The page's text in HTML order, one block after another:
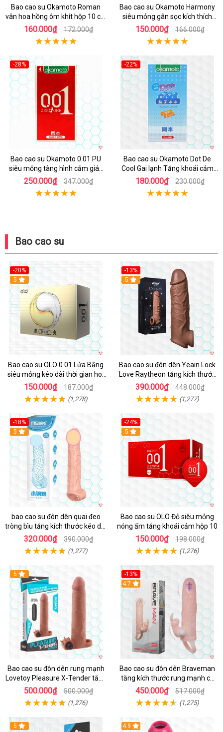
Bao cao su Okamoto Roman
vân hoa hồng ôm khít hộp 10 cái
siêu mỏng
160.000₫ 172.000₫
Bao cao su Okamoto Harmony
siêu mỏng gân sọc kích thích
tăng khoái cảm hộp 10
150.000₫ 166.000₫
-28%
Bao cao su Okamoto 0.01 PU
siêu mỏng tàng hình cảm giác
thật hộp 4 cái
250.000₫ 347.000₫
-22%
Bao cao su Okamoto Dot De
Cool Gai lạnh Tăng khoái cảm
Kéo dài
180.000₫ 230.000₫
Bao cao su
-20%
Hot
5
Bao cao su OLO 0.01 Lửa Băng
siêu mỏng kéo dài thời gian hot
lạnh trải nghiệm
150.000₫ 187.000₫
(1,278)
-13%
Hot
5
Bao cao su đôn dên Yeain Lock
Love Raytheon tăng kích thước
thoả mãn
390.000₫ 448.000₫
(1,277)
-18%
5
bao cao su đôn dên quai đeo
tròng bìu tăng kích thước kéo dài
thời gian
320.000₫ 390.000₫
(1,277)
-24%
Hot
5
Bao cao su OLO Đỏ siêu mỏng
nóng ấm tăng khoái cảm hộp 10
150.000₫ 198.000₫
(1,276)
Hot
5
Bao cao su đôn dên rung mạnh
Lovetoy Pleasure X-Tender tăng
kích cỡ, siêu sướng
500.000₫ 500.000₫
(1,276)
-13%
Hot
4.7
Bao cao su đôn dên Braveman
tăng kích thước rung mạnh có
quai đeo hấp dẫn
450.000₫ 517.000₫
(1,275)
5 4.9